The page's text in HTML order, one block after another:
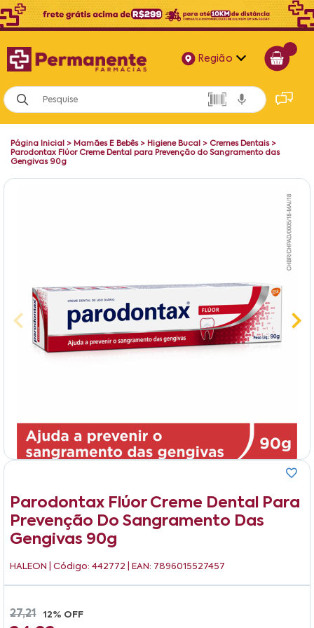
Região
Alagoas
Bahia
Paraíba
Pernambuco
Página Inicial > Mamães E Bebês> Higiene Bucal > Cremes Dentais>
Parodontax Flúor Creme Dental para Prevenção do Sangramento das
Gengivas 90g
Parodontax Flúor Creme Dental Para
Prevenção Do Sangramento Das
Gengivas 90g
HALEON | Código: 442772 | EAN: 7896015527457
27,21 12% OFF